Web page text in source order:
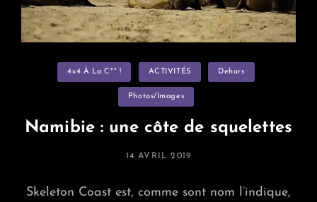
Categories
4x4 À La C** ! ACTIVITÉS Dehors
Photos/images
Namibie : une côte de squelettes
POSTED
14 AVRIL 2019
Skeleton Coast est, comme sont nom l’indique,